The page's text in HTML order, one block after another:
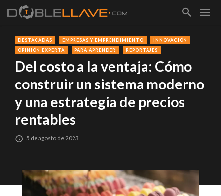
DESTACADAS EMPRESAS Y EMPRENDIMIENTO
INNOVACIÓN
OPINIÓN EXPERTA
PARA APRENDER REPORTAJES
Del costo a la ventaja: Cómo
construir un sistema moderno
y una estrategia de precios
rentables
5 de agosto de 2023